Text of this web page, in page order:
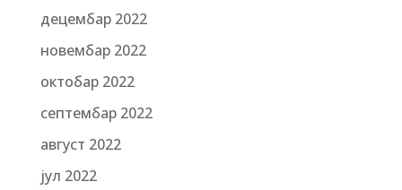
децембар 2022
новембар 2022
октобар 2022
септембар 2022
август 2022
јул 2022